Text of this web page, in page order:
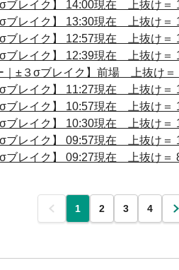
σブレイク】 14:00現在 上抜け
σブレイク】 13:30現在 上抜け
σブレイク】 12:57現在 上抜け
σブレイク】 12:39現在 上抜け
｜±３σブレイク】前場 上抜け
σブレイク】 11:27現在 上抜け
σブレイク】 10:57現在 上抜け
σブレイク】 10:30現在 上抜け
σブレイク】 09:57現在 上抜け
σブレイク】 09:27現在 上抜け
前 1 2 3 4 次